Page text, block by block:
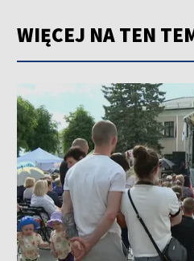
WIĘCEJ NA TEN